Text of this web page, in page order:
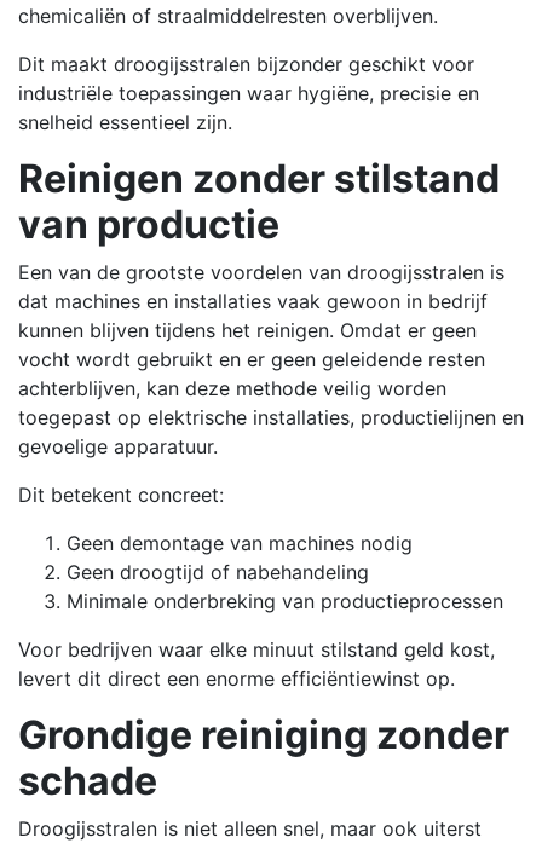
chemicaliën of straalmiddelresten overblijven.
Dit maakt droogijsstralen bijzonder geschikt voor
industriële toepassingen waar hygiëne, precisie en
snelheid essentieel zijn.
Reinigen zonder stilstand
van productie
Een van de grootste voordelen van droogijsstralen is
dat machines en installaties vaak gewoon in bedrijf
kunnen blijven tijdens het reinigen. Omdat er geen
vocht wordt gebruikt en er geen geleidende resten
achterblijven, kan deze methode veilig worden
toegepast op elektrische installaties, productielijnen en
gevoelige apparatuur.
Dit betekent concreet:
Geen demontage van machines nodig
Geen droogtijd of nabehandeling
Minimale onderbreking van productieprocessen
Voor bedrijven waar elke minuut stilstand geld kost,
levert dit direct een enorme efficiëntiewinst op.
Grondige reiniging zonder
schade
Droogijsstralen is niet alleen snel, maar ook uiterst